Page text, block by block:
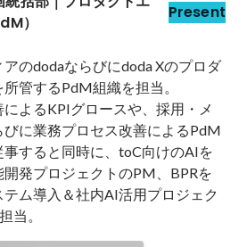
）
Present
のdodaならびにdoda Xのプロダ
管するPdM組織を担当。
よるKPIグロースや、採用・メ
びに業務プロセス改善によるPdM
すると同時に、toC向けのAIを
発プロジェクトのPM、BPRを
ム導入＆社内AI活用プロジェク
当。